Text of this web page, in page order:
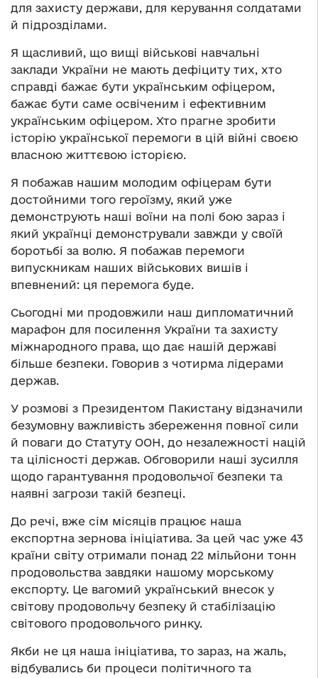
для захисту держави, для керування солдатами
й підрозділами.
Я щасливий, що вищі військові навчальні
заклади України не мають дефіциту тих, хто
справді бажає бути українським офіцером,
бажає бути саме освіченим і ефективним
українським офіцером. Хто прагне зробити
історію української перемоги в цій війні своєю
власною життєвою історією.
Я побажав нашим молодим офіцерам бути
достойними того героїзму, який уже
демонструють наші воїни на полі бою зараз і
який українці демонстрували завжди у своїй
боротьбі за волю. Я побажав перемоги
випускникам наших військових вишів і
впевнений: ця перемога буде.
Сьогодні ми продовжили наш дипломатичний
марафон для посилення України та захисту
міжнародного права, що дає нашій державі
більше безпеки. Говорив з чотирма лідерами
держав.
У розмові з Президентом Пакистану відзначили
безумовну важливість збереження повної сили
й поваги до Статуту ООН, до незалежності націй
та цілісності держав. Обговорили наші зусилля
щодо гарантування продовольчої безпеки та
наявні загрози такій безпеці.
До речі, вже сім місяців працює наша
експортна зернова ініціатива. За цей час уже 43
країни світу отримали понад 22 мільйони тонн
продовольства завдяки нашому морському
експорту. Це вагомий український внесок у
світову продовольчу безпеку й стабілізацію
світового продовольчого ринку.
Якби не ця наша ініціатива, то зараз, на жаль,
відбувались би процеси політичного та